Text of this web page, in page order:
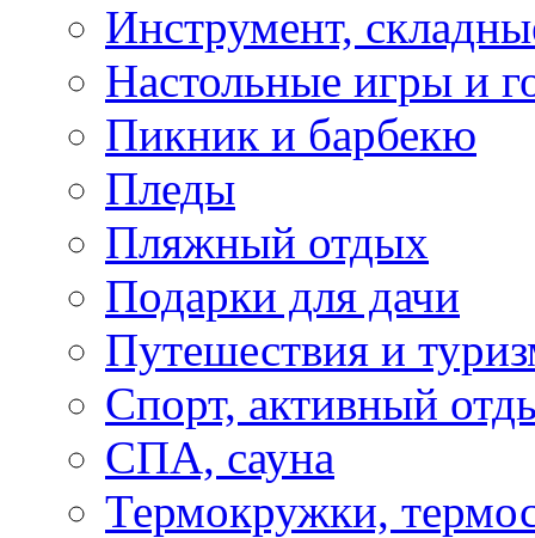
Инструмент,
Настольные игры и
Пикник и барбекю
Пледы
Пляжный отдых
Подарки для дачи
Путешествия и
Спорт, активный
СПА, сауна
Термокружки,